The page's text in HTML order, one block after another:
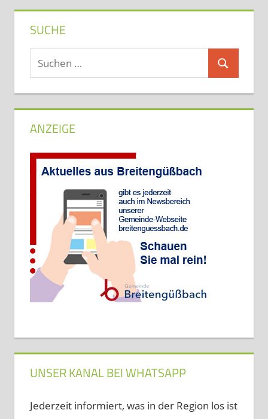
SUCHE
Suchen
nach:
Suchen
ANZEIGE
UNSER KANAL BEI WHATSAPP
Jederzeit informiert, was in der Region los ist